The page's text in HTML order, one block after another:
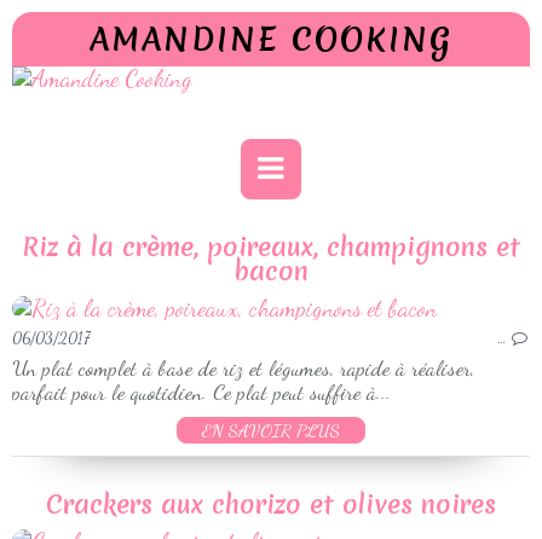
AMANDINE COOKING
Riz à la crème, poireaux, champignons et
bacon
06/03/2017 …
Un plat complet à base de riz et légumes, rapide à réaliser,
parfait pour le quotidien. Ce plat peut suffire à...
EN SAVOIR PLUS
Crackers aux chorizo et olives noires